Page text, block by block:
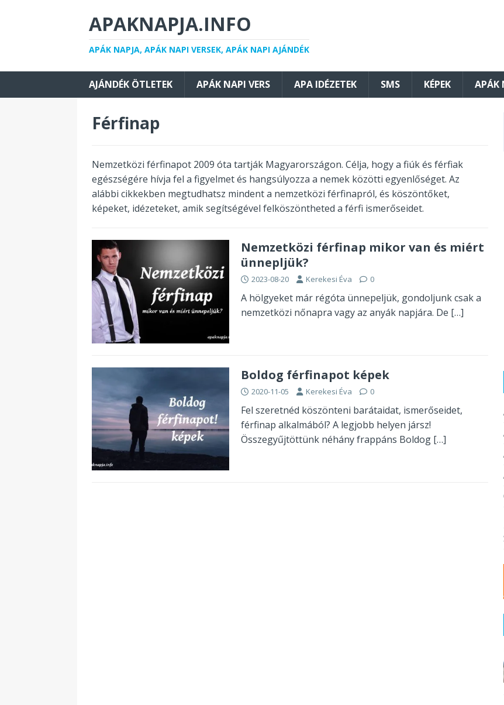
APAKNAPJA.INFO
APÁK NAPJA, APÁK NAPI VERSEK, APÁK NAPI AJÁNDÉK
AJÁNDÉK ÖTLETEK APÁK NAPI VERS APA IDÉZETEK SMS KÉPEK APÁK
Férfinap
Nemzetközi férfinapot 2009 óta tartják Magyarországon. Célja, hogy a fiúk és férfiak
egészségére hívja fel a figyelmet és hangsúlyozza a nemek közötti egyenlőséget. Az
alábbi cikkekben megtudhatsz mindent a nemzetközi férfinapról, és köszöntőket,
képeket, idézeteket, amik segítségével felköszöntheted a férfi ismerőseidet.
Nemzetközi férfinap mikor van és miért
ünnepljük?
2023-08-20 Kerekesi Éva 0
A hölgyeket már régóta ünnepeljük, gondoljunk csak a
nemzetközi nőnapra vagy az anyák napjára. De […]
Boldog férfinapot képek
2020-11-05 Kerekesi Éva 0
Fel szeretnéd köszönteni barátaidat, ismerőseidet,
férfinap alkalmából? A legjobb helyen jársz!
Összegyűjtöttünk néhány frappáns Boldog […]